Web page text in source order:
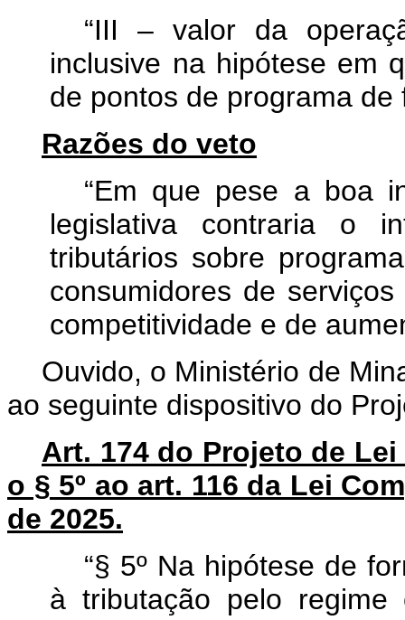
“III – valor da
inclusive na hipótese em
de pontos de programa de
Razões do veto
“Em que pese a boa
legislativa contraria o
tributários sobre
consumidores de
competitividade e de
Ouvido, o Ministério de
ao seguinte dispositivo do
Art. 174 do Projeto de
o § 5º ao art. 116 da Lei
de 2025.
“§ 5º Na hipótese de
à tributação pelo